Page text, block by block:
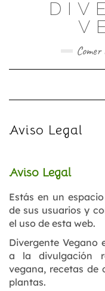
Aviso Legal
Aviso Legal
Estás en un
de sus usuarios y
el uso de esta web.
Divergente Vegano
a la divulgación
vegana, recetas de
plantas.